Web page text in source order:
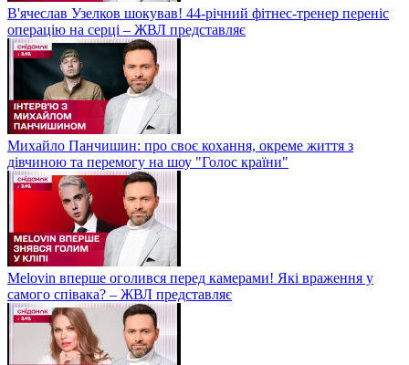
В'ячеслав Узелков шокував! 44-річний фітнес-тренер переніс
операцію на серці – ЖВЛ представляє
Михайло Панчишин: про своє кохання, окреме життя з
дівчиною та перемогу на шоу "Голос країни"
Melovin вперше оголився перед камерами! Які враження у
самого співака? – ЖВЛ представляє